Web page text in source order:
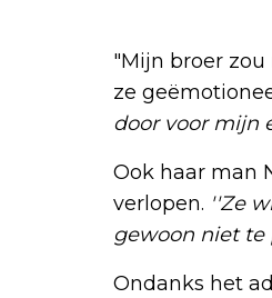
"Mijn broer
ze
door voor mijn
Ook haar man
verlopen. ''Ze
gewoon niet te
Ondanks het